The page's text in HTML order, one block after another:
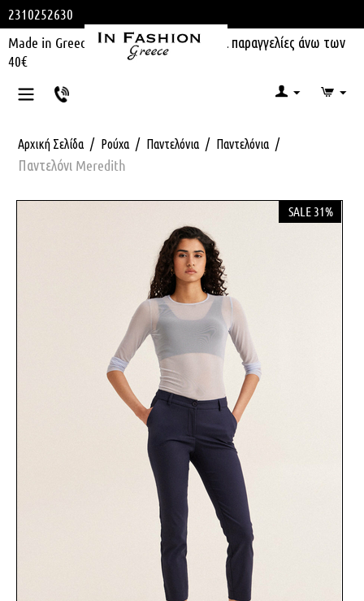
2310252630
Made in Greece | Δωρεάν μεταφορικά για παραγγελίες άνω των
40€
Αρχική Σελίδα / Ρούχα / Παντελόνια / Παντελόνια /
Παντελόνι Meredith
SALE 31%